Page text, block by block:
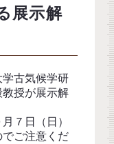
展示解
古気候学研
授が展示解
７日（日）
ご注意くだ